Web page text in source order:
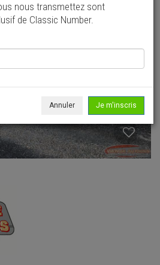
nous transmettez sont
de Classic Number.
Annuler Je m'inscris